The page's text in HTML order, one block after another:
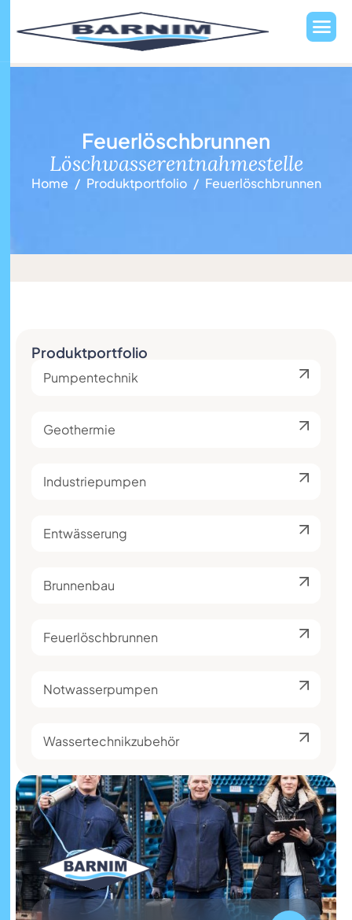
Feuerlöschbrunnen
Löschwasserentnahmestelle
Home Produktportfolio Feuerlöschbrunnen
Produktportfolio
Pumpentechnik
Geothermie
Industriepumpen
Entwässerung
Brunnenbau
Feuerlöschbrunnen
Notwasserpumpen
Wassertechnikzubehör